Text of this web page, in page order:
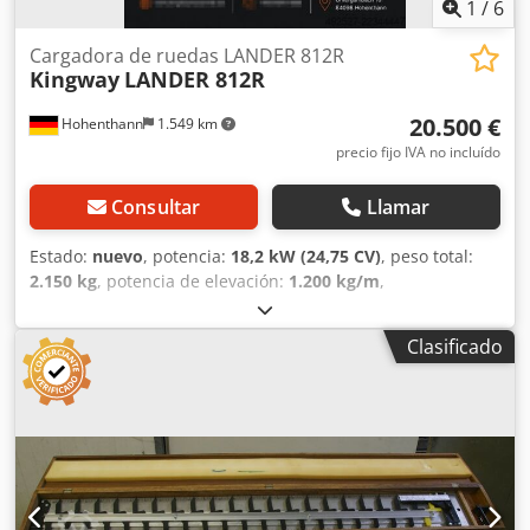
1 / 6
Hohenthann 1.549 km
Cargadora de ruedas LANDER 812R
Kingway LANDER 812R
20.500 €
precio fijo IVA no incluído
Consultar Llamar
Estado: nuevo, potencia: 18,2 kW (24,75 CV), peso total:
2.150 kg, potencia de elevación: 1.200 kg/m,
horquillas para palés
únicamente fines informativos y no constituye una oferta
en sentido legal. KINGWAY LANDER 812R – Cargador
frontal profesional | Capacidad de elevación de 1.200 kg |
Motor Kubota El moderno KINGWAY LANDER 812R es un
uso profesional en la agricultura, la construcción, la
jardinería y el paisajismo, así como en granjas de caballos
y en empresas municipales. Equipado con el probado
Clasificado